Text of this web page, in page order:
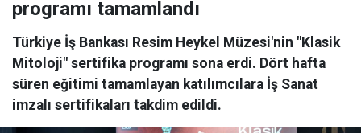
programı tamamlandı
Türkiye İş Bankası Resim Heykel Müzesi'nin "Klasik
Mitoloji" sertifika programı sona erdi. Dört hafta
süren eğitimi tamamlayan katılımcılara İş Sanat
imzalı sertifikaları takdim edildi.